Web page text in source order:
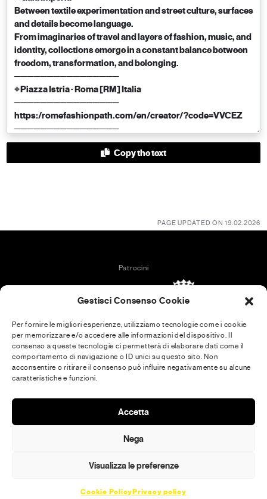
Gestisci Consenso Cookie
Per fornire le migliori esperienze, utilizziamo tecnologie come i cookie
per memorizzare e/o accedere alle informazioni del dispositivo. Il
consenso a queste tecnologie ci permetterà di elaborare dati come il
comportamento di navigazione o ID unici su questo sito. Non
acconsentire o ritirare il consenso può influire negativamente su alcune
caratteristiche e funzioni.
Accetta
Nega
Visualizza le preferenze
Cookie Policy Privacy policy
Copy the text
PAGE UPDATED ON 19.02.2026
Patrocini
In collaboration with
Media Partner